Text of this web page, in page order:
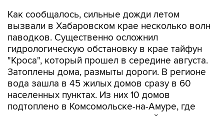
паводков. Существенно осложнил
гидрологическую обстановку в крае тайфун
"Кроса", который прошел в середине августа.
Затоплены дома, размыты дороги. В регионе
вода зашла в 45 жилых домов сразу в 60
населенных пунктах. Из них 10 домов
подтоплено в Комсомольске-на-Амуре, где
уровень воды достиг критической черты.